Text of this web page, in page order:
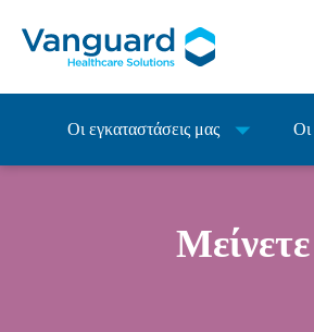
Οι εγκαταστάσεις μας Οι